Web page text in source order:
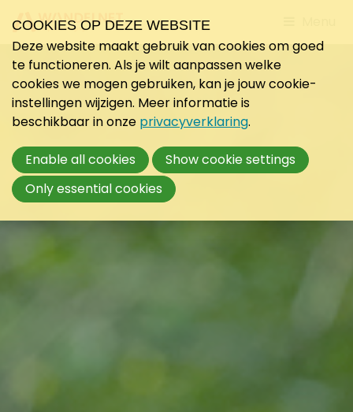
to
COOKIES OP DEZE WEBSITE
Deze website maakt gebruik van cookies om goed
te functioneren. Als je wilt aanpassen welke
cookies we mogen gebruiken, kan je jouw cookie-
instellingen wijzigen. Meer informatie is
beschikbaar in onze privacyverklaring.
Enable all cookies
Show cookie settings
Only essential cookies